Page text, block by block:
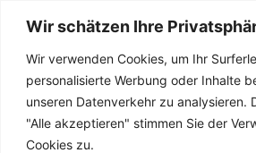
Wir schätzen Ihre
Wir verwenden Cookies, um Ihr
personalisierte Werbung oder Inhalte
unseren Datenverkehr zu analysieren.
"Alle akzeptieren" stimmen Sie der
Cookies zu.
Sanitär
(Klempner)
Bauerbach